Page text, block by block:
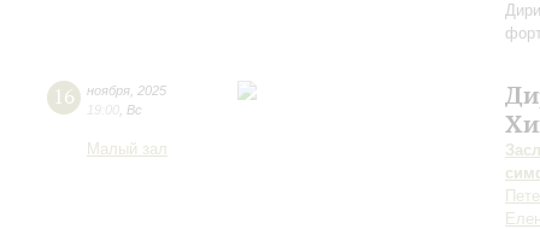
16 ноября 2025
19:00 Вс
Малый зал